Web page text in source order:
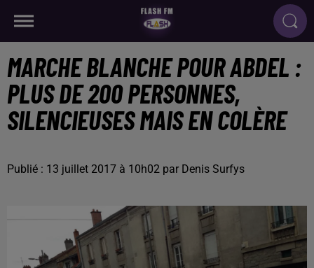
MARCHE BLANCHE POUR ABDEL :
PLUS DE 200 PERSONNES,
SILENCIEUSES MAIS EN COLÈRE
Publié : 13 juillet 2017 à 10h02 par Denis Surfys